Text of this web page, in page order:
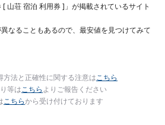
[ 山荘 宿泊 利用券 ]」が掲載されているサイト
なることもあるので、最安値を見つけてみて
方法と正確性に関する注意はこちら
等はこちらよりご報告ください
こちらから受け付けております